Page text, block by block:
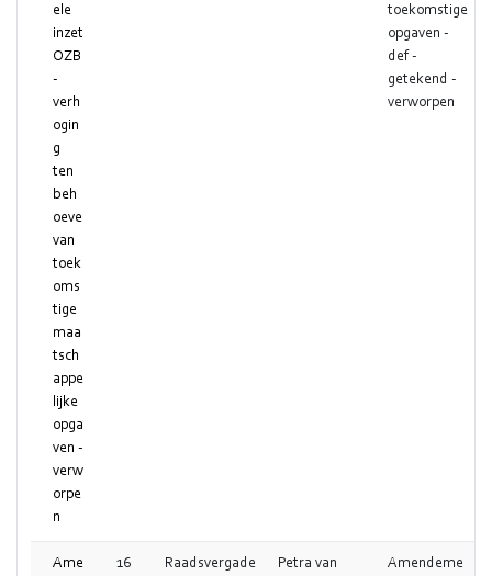
ele
inzet
OZB
-
verh
ogin
g
ten
beh
oeve
van
toek
oms
tige
maa
tsch
appe
lijke
opga
ven -
verw
orpe
n
toekomstige
opgaven -
def -
getekend -
verworpen
Ame 16 Raadsvergade Petra van Amendeme